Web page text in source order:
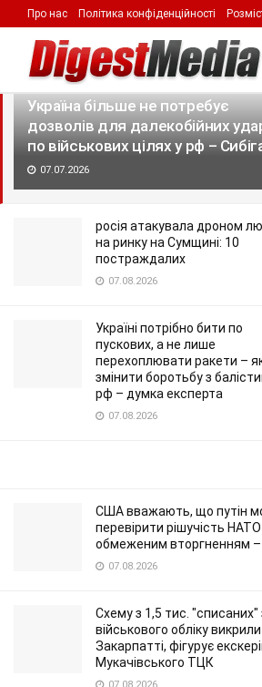
LATEST TRENDING
Україна більше не потребує
дозволів для далекобійних
по військових цілях у рф –
07.07.2026
росія атакувала дроном
на ринку на Сумщині: 10
постраждалих
07.08.2026
Україні потрібно бити по
пускових, а не лише
перехоплювати ракети –
змінити боротьбу з
рф – думка експерта
07.08.2026
США вважають, що путін
перевірити рішучість НАТО
обмеженим вторгненням –
07.08.2026
Схему з 1,5 тис. "списаних"
військового обліку
Закарпатті, фігурує
Мукачівського ТЦК
Про нас Політика конфіденційності